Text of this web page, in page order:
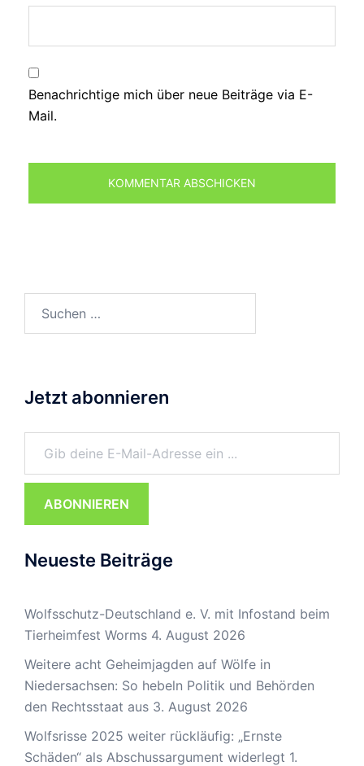
Benachrichtige mich über neue Beiträge via E-
Mail.
nach:
Jetzt abonnieren
Gib deine E-Mail-Adresse ein ...
ABONNIEREN
Neueste Beiträge
Wolfsschutz-Deutschland e. V. mit Infostand beim
Tierheimfest Worms 4. August 2026
Weitere acht Geheimjagden auf Wölfe in
Niedersachsen: So hebeln Politik und Behörden
den Rechtsstaat aus 3. August 2026
Wolfsrisse 2025 weiter rückläufig: „Ernste
Schäden“ als Abschussargument widerlegt 1.